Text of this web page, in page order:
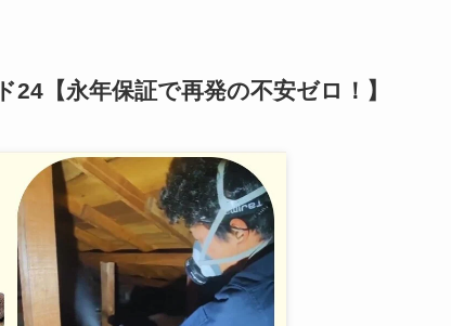
【永年保証で再発の不安ゼロ！】